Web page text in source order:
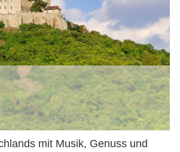
mit Musik, Genuss und